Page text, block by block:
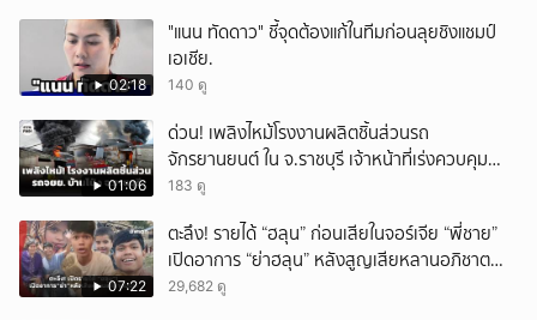
หน้าตาดียกบ้าน
02:18
"แนน ทัดดาว" ชี้จุดต้องแก้ในทีมก่อนลุยชิงแชมป์
เอเชีย.
140 ดู
01:06
ด่วน! เพลิงไหม้โรงงานผลิตชิ้นส่วนรถ
จักรยานยนต์ ใน จ.ราชบุรี เจ้าหน้าที่เร่งควบคุม
เพลิง
183 ดู
07:22
ตะลึง! รายได้ “ฮลุน” ก่อนเสียในจอร์เจีย “พี่ชาย”
เปิดอาการ “ย่าฮลุน” หลังสูญเสียหลานอภิชาต
บุตร!
29,682 ดู